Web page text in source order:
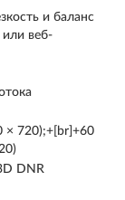
и баланс
или веб-
× 720);+[br]+60
DNR